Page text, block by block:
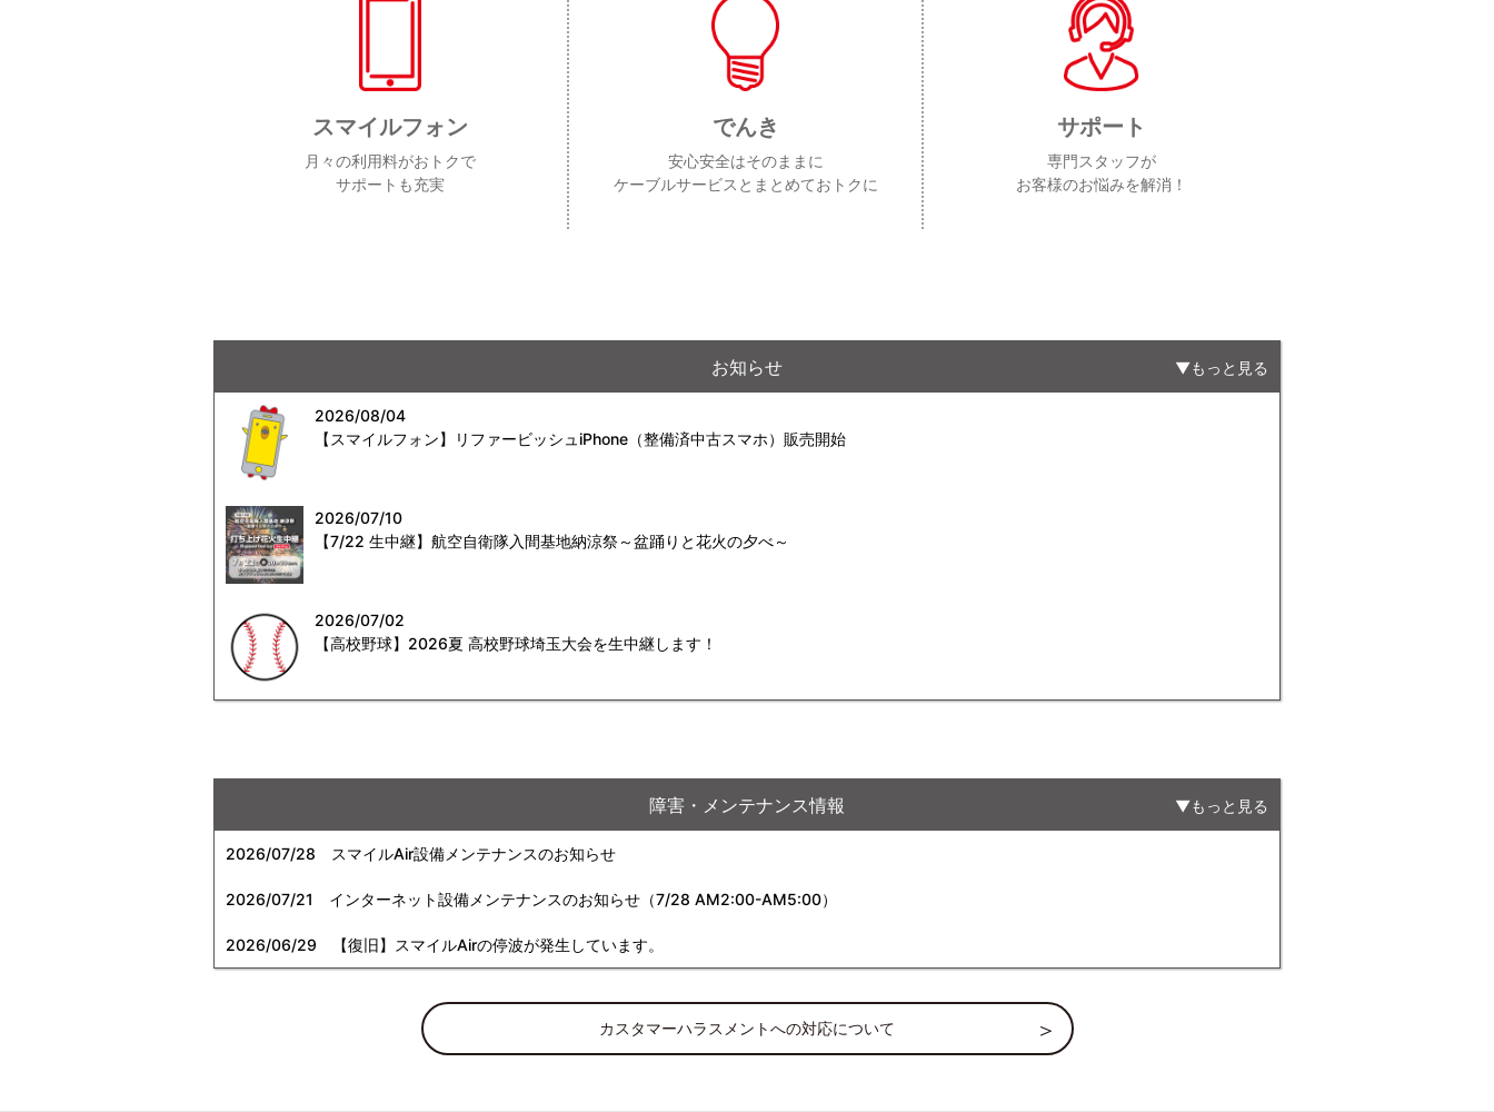
スマイルフォン
月々の利用料がおトクで
サポートも充実
でんき
安心安全はそのままに
ケーブルサービスとまとめておトクに
サポート
専門スタッフが
お客様のお悩みを解消！
お知らせ もっと見る
2026/08/04
【スマイルフォン】リファービッシュiPhone（整備済中古スマホ）販売開始
2026/07/10
【7/22 生中継】航空自衛隊入間基地納涼祭～盆踊りと花火の夕べ～
2026/07/02
【高校野球】2026夏 高校野球埼玉大会を生中継します！
障害・メンテナンス情報 もっと見る
2026/07/28 スマイルAir設備メンテナンスのお知らせ
2026/07/21 インターネット設備メンテナンスのお知らせ（7/28 AM2:00-AM5:00）
2026/06/29 【復旧】スマイルAirの停波が発生しています。
カスタマーハラスメントへの対応について